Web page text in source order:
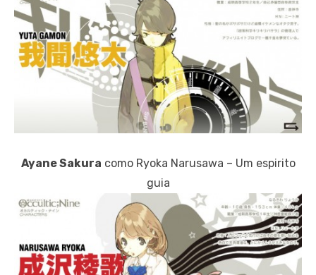
Ayane Sakura como Ryoka Narusawa – Um espirito
guia